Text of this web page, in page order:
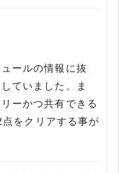
ールの情報に抜
ていました。ま
ーかつ共有できる
をクリアする事が